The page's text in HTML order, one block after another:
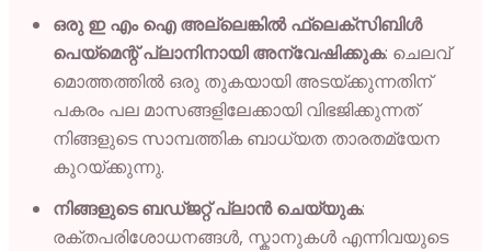
ഒരു ഇ എം ഐ അല്ലെങ്കിൽ ഫ്ലെക്സിബിൾ
പെയ്മെന്റ് പ്ലാനിനായി അന്വേഷിക്കുക: ചെലവ്
മൊത്തത്തിൽ ഒരു തുകയായി അടയ്ക്കുന്നതിന്
പകരം പല മാസങ്ങളിലേക്കായി വിഭജിക്കുന്നത്
നിങ്ങളുടെ സാമ്പത്തിക ബാധ്യത താരതമ്യേന
കുറയ്ക്കുന്നു.
നിങ്ങളുടെ ബഡ്ജറ്റ് പ്ലാൻ ചെയ്യുക:
രക്തപരിശോധനങ്ങൾ, സ്കാനുകൾ എന്നിവയുടെ